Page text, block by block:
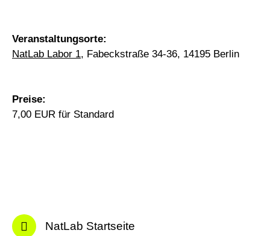
Veranstaltungsorte:
NatLab Labor 1, Fabeckstraße 34-36, 14195 Berlin
Preise:
7,00 EUR für Standard
NatLab Startseite